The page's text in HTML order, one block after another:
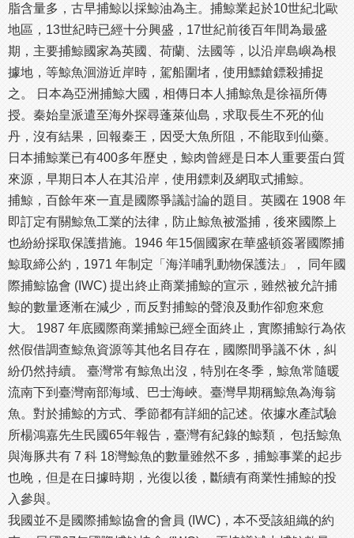
脂含量多，古早捕鯨以採鯨油為主。捕鯨業起於10世紀北歐
地區，13世紀時已經十分興盛，17世紀前後百年間為最盛
期，主要捕鯨國家為英國、荷蘭、法國等，以沿岸島嶼為根
據地，等鯨魚洄游近岸時，駕船圍堵，使用鰾鎗鏢殺捕捉
之。 日本為亞洲捕鯨大國，相傳日本人捕鯨魚是徐福所傳
授。秦始皇派遣至海外探尋蓬萊仙島，求取長生不死的仙
丹，沒有結果，回報秦王，因受大魚所阻，不能取到仙藥。
日本捕鯨業已有400多年歷史，鯨肉曾經是日本人重要蛋白質
來源，早期日本人在其沿岸，使用鏢刺及網取式捕鯨。
捕鯨，百餘年來一直是國際爭議討論的題目。英國在 1908 年
即訂定有關鯨魚工業的法律，防止鯨魚被濫捕，後來國際上
也紛紛採取保護措施。1946 年15個國家在華盛頓簽署國際捕
鯨取締公約，1971 年制定「海洋哺乳動物保護法」， 同年國
際捕鯨協會 (IWC) 提出終止商業捕鯨的宣示，雖然被允許捕
鯨的數量逐漸在減少，而反對捕鯨的聲浪及動作卻愈來愈
大。 1987 年底國際商業捕鯨已經全面終止，實際捕鯨行為依
然假借調查鯨魚資源等其他名目存在，國際間爭議不休，糾
紛仍然持續。 臺灣常有鯨魚出沒，特別在冬季，鯨魚常隨暖
流南下到臺灣南部海域、巴士海峽。臺灣早期稱鯨魚為海翁
魚。對於捕鯨的方式、季節都有詳細的記述。依據水產試驗
所楊鴻嘉先生民國65年報告，臺灣有紀錄的鯨類， 包括鯨魚
與海豚共有 7 科 18灣鯨魚的數量雖然不多，捕鯨事業的起步
也晚，但是在日據時期，光復以後，斷續有商業性捕鯨的投
入參與。
我國並不是國際捕鯨協會的會員 (IWC)，本不受該組織的約